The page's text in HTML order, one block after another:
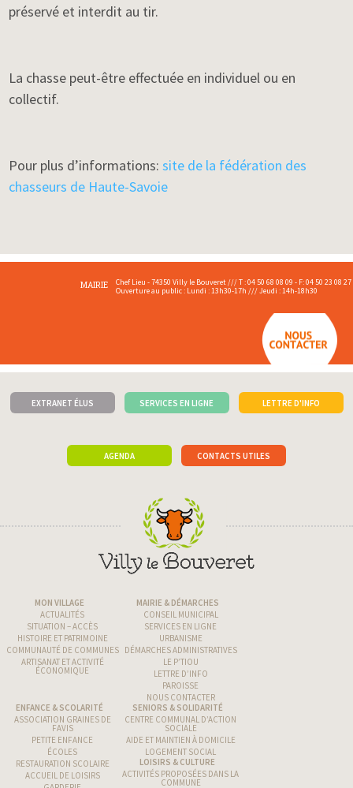
préservé et interdit au tir.
La chasse peut-être effectuée en individuel ou en
collectif.
Pour plus d’informations:site de la fédération des
chasseurs de Haute-Savoie
MAIRIE
Chef Lieu - 74350 Villy le Bouveret /// T : 04 50 68 08 09 - F: 04 50 23 08 27
Ouverture au public : Lundi : 13h30-17h /// Jeudi : 14h-18h30
EXTRANET ÉLUS SERVICES EN LIGNE LETTRE D'INFO
AGENDA CONTACTS UTILES
MON VILLAGE
ACTUALITÉS
SITUATION – ACCÈS
HISTOIRE ET PATRIMOINE
COMMUNAUTÉ DE COMMUNES
ARTISANAT ET ACTIVITÉ
ÉCONOMIQUE
MAIRIE & DÉMARCHES
CONSEIL MUNICIPAL
SERVICES EN LIGNE
URBANISME
DÉMARCHES ADMINISTRATIVES
LE P’TIOU
LETTRE D’INFO
PAROISSE
NOUS CONTACTER
ENFANCE & SCOLARITÉ
ASSOCIATION GRAINES DE
FAVIS
PETITE ENFANCE
ÉCOLES
RESTAURATION SCOLAIRE
ACCUEIL DE LOISIRS
SENIORS & SOLIDARITÉ
CENTRE COMMUNAL D’ACTION
SOCIALE
AIDE ET MAINTIEN À DOMICILE
LOGEMENT SOCIAL
LOISIRS & CULTURE
ACTIVITÉS PROPOSÉES DANS LA
COMMUNE